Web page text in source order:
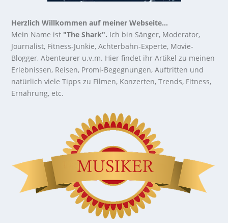
Herzlich Willkommen auf meiner Webseite...
Mein Name ist "The Shark". Ich bin Sänger, Moderator,
Journalist, Fitness-Junkie, Achterbahn-Experte, Movie-
Blogger, Abenteurer u.v.m. Hier findet ihr Artikel zu meinen
Erlebnissen, Reisen, Promi-Begegnungen, Auftritten und
natürlich viele Tipps zu Filmen, Konzerten, Trends, Fitness,
Ernährung, etc.